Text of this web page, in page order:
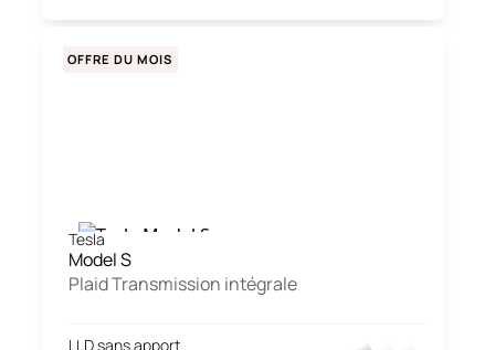
Tesla
Model S
Plaid Transmission intégrale
LLD sans apport
OFFRE DU MOIS